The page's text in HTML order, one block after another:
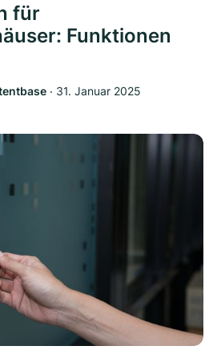
für
Funktionen
‧ 31. Januar 2025